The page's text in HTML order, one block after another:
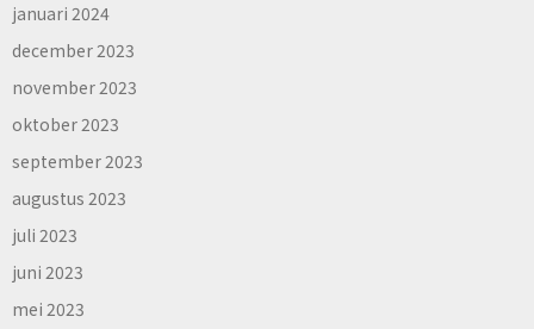
januari 2024
december 2023
november 2023
oktober 2023
september 2023
augustus 2023
juli 2023
juni 2023
mei 2023